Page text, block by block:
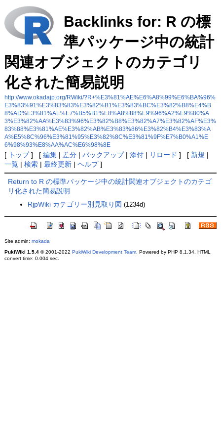
Backlinks for: R の標
準パッケージ中の統計
関連オブジェクトのカテゴリ
化された簡易説明
http://www.okadajp.org/RWiki/?R+%E3%81%AE%E6%A8%99%E6%BA%96%
E3%83%91%E3%83%83%E3%82%B1%E3%83%BC%E3%82%B8%E4%B
8%AD%E3%81%AE%E7%B5%B1%E8%A8%88%E9%96%A2%E9%80%A
3%E3%82%AA%E3%83%96%E3%82%B8%E3%82%A7%E3%82%AF%E3%
83%88%E3%81%AE%E3%82%AB%E3%83%86%E3%82%B4%E3%83%A
A%E5%8C%96%E3%81%95%E3%82%8C%E3%81%9F%E7%B0%A1%E
6%98%93%E8%AA%AC%E6%98%8E
[ トップ] [ 編集| 差分| バックアップ| 添付| リロード ] [ 新規 |
一覧| 検索| 最終更新| ヘルプ]
Return to R の標準パッケージ中の統計関連オブジェクトのカテゴ
リ化された簡易説明
RjpWiki カテゴリー別見取り図 (1234d)
Site admin: mokada
PukiWiki 1.5.4© 2001-2022 PukiWiki Development Team. Powered by PHP 8.1.34. HTML
convert time: 0.004 sec.